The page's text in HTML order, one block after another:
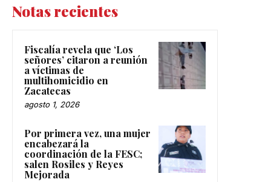
Notas recientes
Fiscalía revela que ‘Los
señores’ citaron a reunión
a víctimas de
multihomicidio en
Zacatecas
agosto 1, 2026
Por primera vez, una mujer
encabezará la
coordinación de la FESC;
salen Rosiles y Reyes
Mejorada